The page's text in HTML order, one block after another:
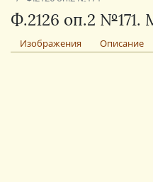
Ф.2126 оп.2 №171.
Изображения Описание